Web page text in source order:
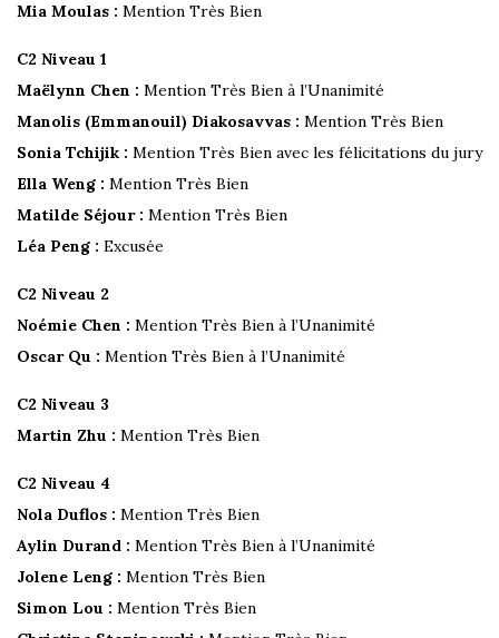
Mia Moulas : Mention Très Bien
C2 Niveau 1
Maëlynn Chen : Mention Très Bien à l’Unanimité
Manolis (Emmanouil) Diakosavvas : Mention Très Bien
Sonia Tchijik : Mention Très Bien avec les félicitations du jury
Ella Weng : Mention Très Bien
Matilde Séjour : Mention Très Bien
Léa Peng : Excusée
C2 Niveau 2
Noémie Chen : Mention Très Bien à l’Unanimité
Oscar Qu : Mention Très Bien à l’Unanimité
C2 Niveau 3
Martin Zhu : Mention Très Bien
C2 Niveau 4
Nola Duflos : Mention Très Bien
Aylin Durand : Mention Très Bien à l’Unanimité
Jolene Leng : Mention Très Bien
Simon Lou : Mention Très Bien